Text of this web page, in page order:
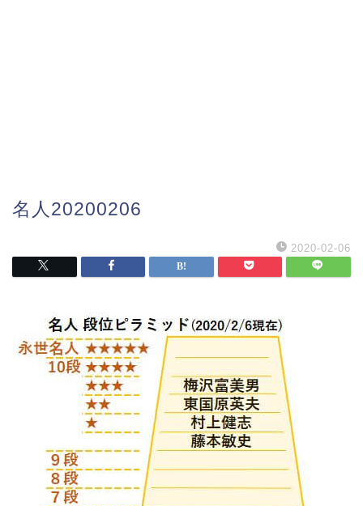
名人20200206
2020-02-06